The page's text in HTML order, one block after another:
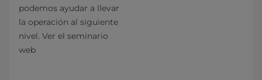
podemos ayudar a llevar
la operación al siguiente
nivel. Ver el seminario
web